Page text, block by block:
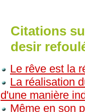
Citations
desir
Le rêve est la
La réalisation
d'une manière
Même en son